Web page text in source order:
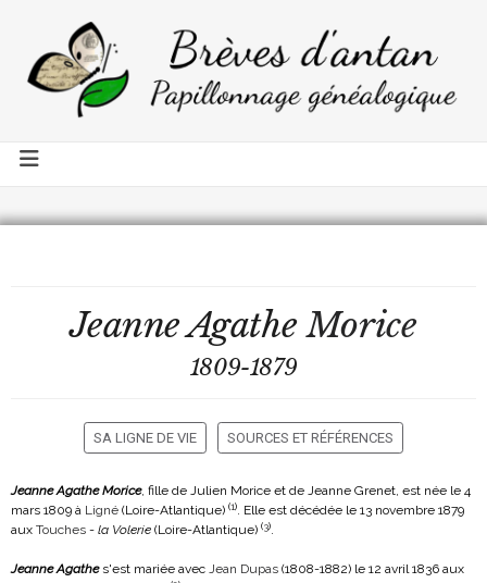
Jeanne AgatheMorice
1809-1879
SA LIGNE DE VIE SOURCES ET RÉFÉRENCES
Jeanne Agathe Morice, fille de Julien Morice et de Jeanne Grenet, est née le 4
mars 1809 à Ligné (Loire-Atlantique) (1). Elle est décédée le 13 novembre 1879
aux Touches - la Volerie (Loire-Atlantique) (3).
Jeanne Agathes'est mariée avec Jean Dupas (1808-1882) le 12 avril 1836 aux